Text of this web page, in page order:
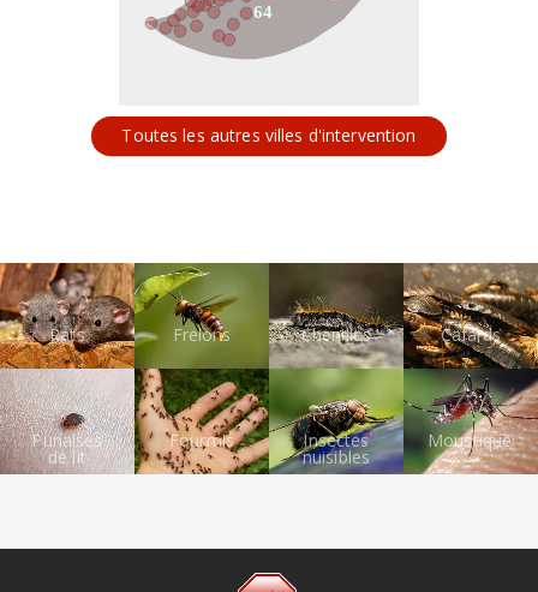
64
Toutes les autres villes d'intervention
Rats Frelons Chenilles Cafards
Punaises
de lit
Fourmis Insectes
nuisibles
Moustiques